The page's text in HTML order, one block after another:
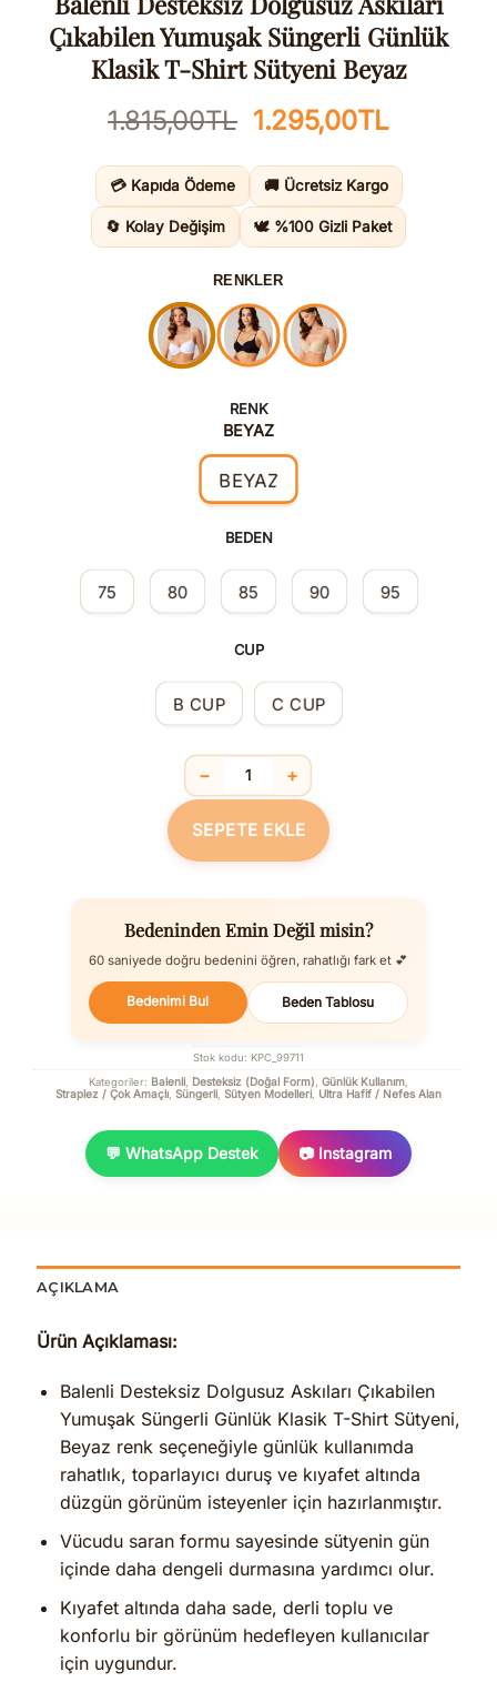
Çıkabilen Yumuşak Süngerli Günlük
Klasik T-Shirt Sütyeni Beyaz
1.815,00TL Orijinal
1.815,00TL.
1.295,00TLŞu
fiyat:
💳 Kapıda Ödeme 🚚 Ücretsiz Kargo
🔄 Kolay Değişim 🕊️ %100 Gizli Paket
RENKLER
RENK
BEYAZ
BEYAZ
BEDEN
75 80 85 90 95
CUP
B CUP C CUP
Balenli Desteksiz Dolgusuz Askıları
− +
SEPETE EKLE
Bedeninden Emin Değil misin?
60 saniyede doğru bedenini öğren, rahatlığı fark et 💕
Bedenimi Bul Beden Tablosu
Stok kodu: KPC_99711
Kategoriler: Balenli Desteksiz (Doğal Form) Günlük Kullanım
Straplez / Çok Amaçlı Süngerli Sütyen Modelleri Ultra Hafif / Nefes Alan
💬 WhatsApp Destek 📷 Instagram
AÇIKLAMA
Ürün Açıklaması:
Balenli Desteksiz Dolgusuz Askıları Çıkabilen
Yumuşak Süngerli Günlük Klasik T-Shirt Sütyeni,
Beyaz renk seçeneğiyle günlük kullanımda
rahatlık, toparlayıcı duruş ve kıyafet altında
düzgün görünüm isteyenler için hazırlanmıştır.
Vücudu saran formu sayesinde sütyenin gün
içinde daha dengeli durmasına yardımcı olur.
Kıyafet altında daha sade, derli toplu ve
konforlu bir görünüm hedefleyen kullanıcılar
için uygundur.